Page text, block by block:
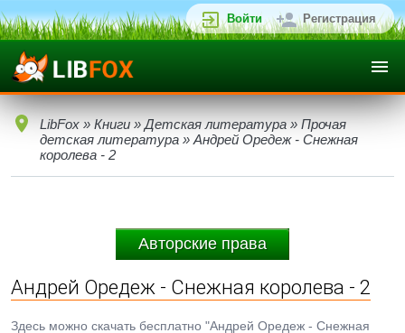
Войти Регистрация
LibFox » Книги » Детская литература » Прочая
детская литература » Андрей Оредеж - Снежная
королева - 2
Авторские права
Андрей Оредеж - Снежная королева - 2
Здесь можно скачать бесплатно "Андрей Оредеж - Снежная